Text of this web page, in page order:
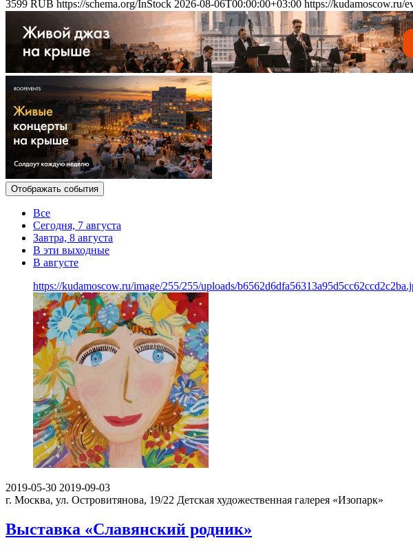
3599 RUB https://schema.org/InStock 2026-08-06T00:00:00+03:00 https://kudamoscow.ru/
Отображать события
Все
Сегодня, 7 августа
Завтра, 8 августа
В эти выходные
В августе
https://kudamoscow.ru/image/255/255/uploads/
2019-05-30 2019-09-03
г. Москва, ул. Островитянова, 19/22 Детская художественная галерея «Изопарк»
Выставка «Славянский родник»